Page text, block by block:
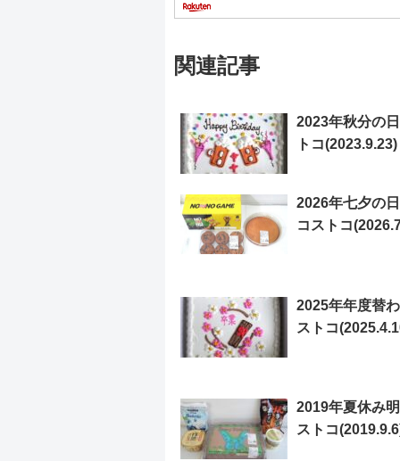
関連記事
2023年秋分の
トコ(2023.9.23)
2026年七夕の
コストコ
2025年年度替
ストコ
2019年夏休み
ストコ